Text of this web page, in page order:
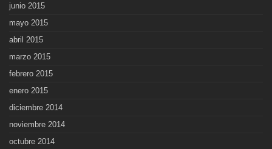
junio 2015
mayo 2015
abril 2015
marzo 2015
febrero 2015
enero 2015
diciembre 2014
noviembre 2014
octubre 2014